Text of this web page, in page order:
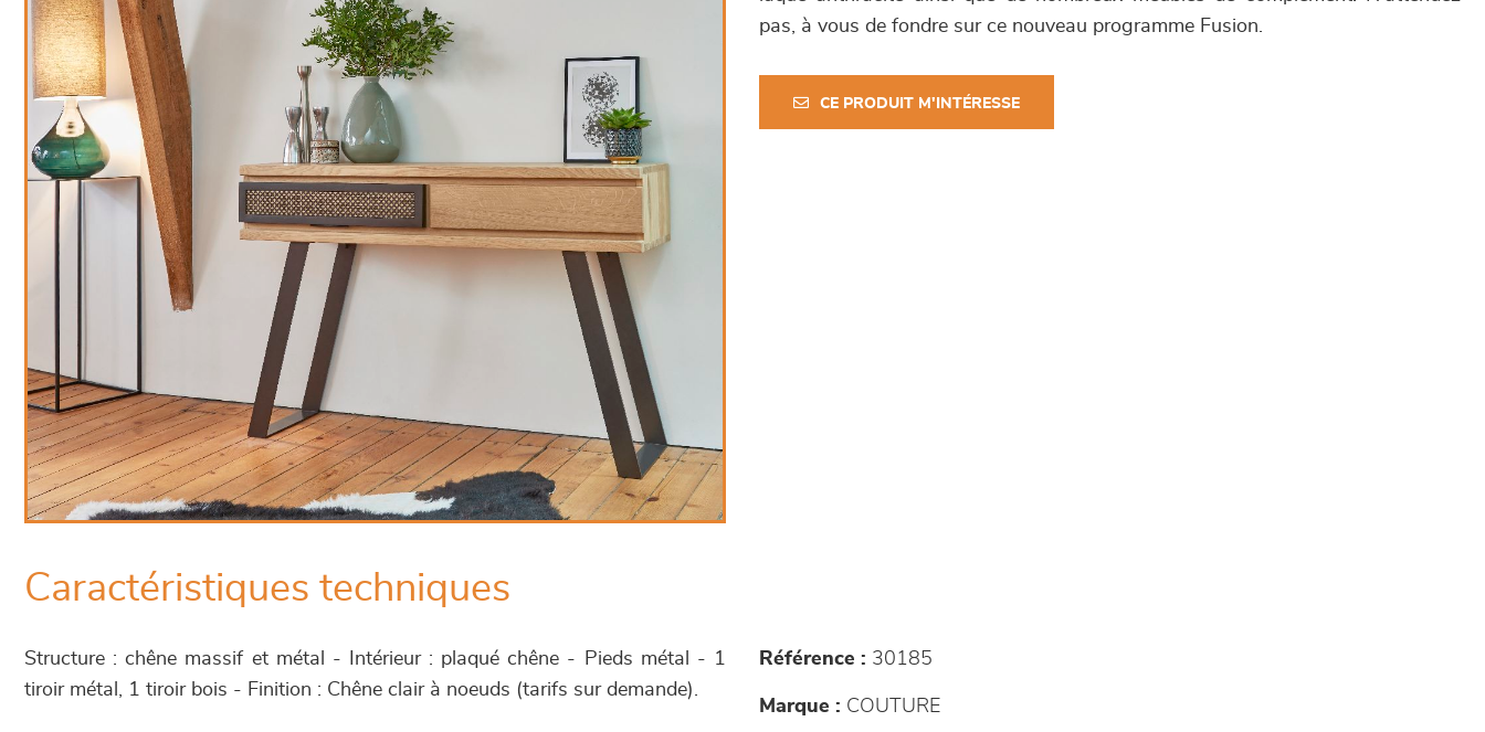
pas, à vous de fondre sur ce nouveau programme Fusion.
CE PRODUIT M'INTÉRESSE
Caractéristiques techniques
Structure : chêne massif et métal - Intérieur : plaqué chêne - Pieds métal - 1
tiroir métal, 1 tiroir bois - Finition : Chêne clair à noeuds (tarifs sur demande).
Référence : 30185
Marque : COUTURE